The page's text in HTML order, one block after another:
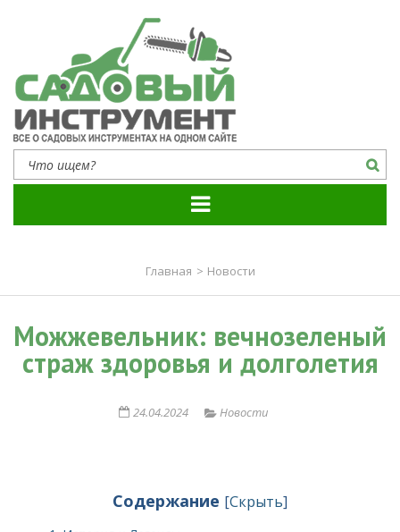
Садовый инструмент
Все о садовых инструментах на одном сайте
Главная > Новости
Можжевельник: вечнозеленый
страж здоровья и долголетия
24.04.2024 Новости
Содержание [Скрыть]